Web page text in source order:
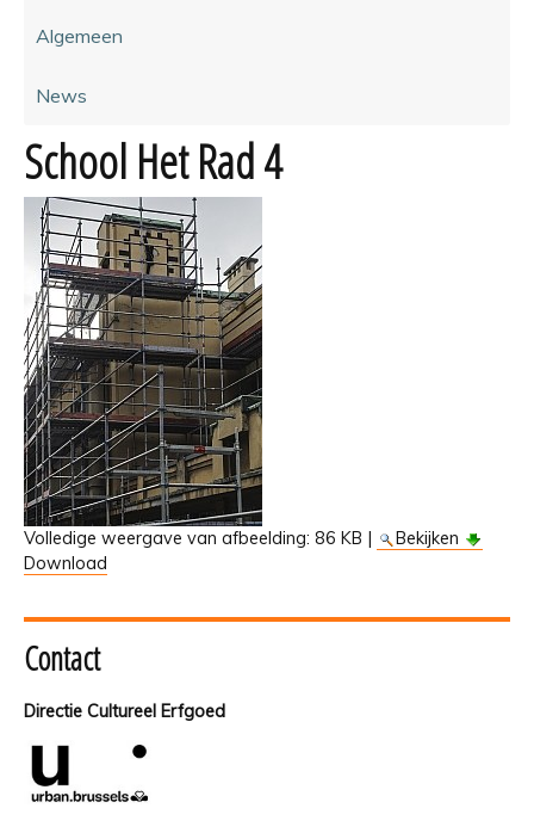
Algemeen
News
School Het Rad 4
Volledige weergave van afbeelding: 86 KB |
Bekijken
Download
Contact
Directie Cultureel Erfgoed